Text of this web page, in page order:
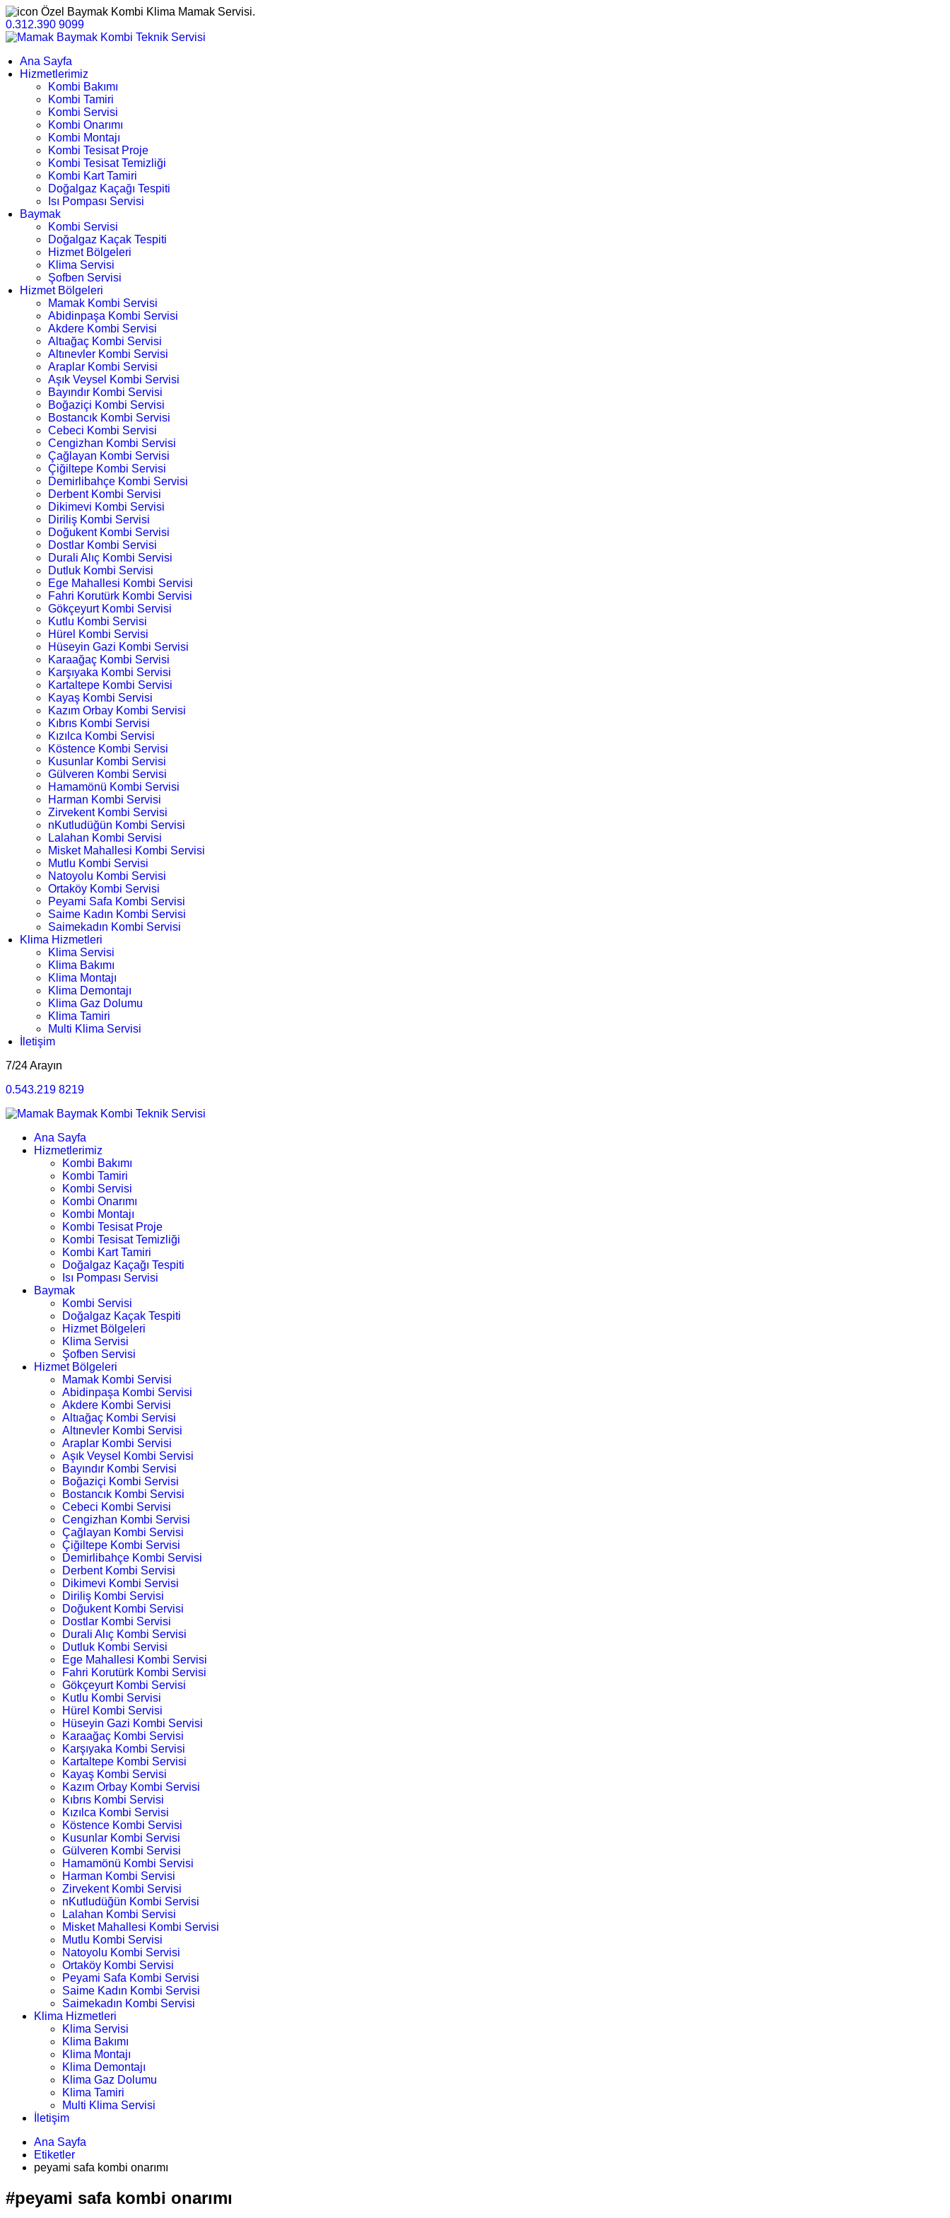
Özel Baymak Kombi Klima Mamak Servisi.
0.312.390 9099
Ana Sayfa
Hizmetlerimiz
Kombi Bakımı
Kombi Tamiri
Kombi Servisi
Kombi Onarımı
Kombi Montajı
Kombi Tesisat Proje
Kombi Tesisat Temizliği
Kombi Kart Tamiri
Doğalgaz Kaçağı Tespiti
Isı Pompası Servisi
Baymak
Kombi Servisi
Doğalgaz Kaçak Tespiti
Hizmet Bölgeleri
Klima Servisi
Şofben Servisi
Hizmet Bölgeleri
Mamak Kombi Servisi
Abidinpaşa Kombi Servisi
Akdere Kombi Servisi
Altıağaç Kombi Servisi
Altınevler Kombi Servisi
Araplar Kombi Servisi
Aşık Veysel Kombi Servisi
Bayındır Kombi Servisi
Boğaziçi Kombi Servisi
Bostancık Kombi Servisi
Cebeci Kombi Servisi
Cengizhan Kombi Servisi
Çağlayan Kombi Servisi
Çiğiltepe Kombi Servisi
Demirlibahçe Kombi Servisi
Derbent Kombi Servisi
Dikimevi Kombi Servisi
Diriliş Kombi Servisi
Doğukent Kombi Servisi
Dostlar Kombi Servisi
Durali Alıç Kombi Servisi
Dutluk Kombi Servisi
Ege Mahallesi Kombi Servisi
Fahri Korutürk Kombi Servisi
Gökçeyurt Kombi Servisi
Kutlu Kombi Servisi
Hürel Kombi Servisi
Hüseyin Gazi Kombi Servisi
Karaağaç Kombi Servisi
Karşıyaka Kombi Servisi
Kartaltepe Kombi Servisi
Kayaş Kombi Servisi
Kazım Orbay Kombi Servisi
Kıbrıs Kombi Servisi
Kızılca Kombi Servisi
Köstence Kombi Servisi
Kusunlar Kombi Servisi
Gülveren Kombi Servisi
Hamamönü Kombi Servisi
Harman Kombi Servisi
Zirvekent Kombi Servisi
nKutludüğün Kombi Servisi
Lalahan Kombi Servisi
Misket Mahallesi Kombi Servisi
Mutlu Kombi Servisi
Natoyolu Kombi Servisi
Ortaköy Kombi Servisi
Peyami Safa Kombi Servisi
Saime Kadın Kombi Servisi
Saimekadın Kombi Servisi
Klima Hizmetleri
Klima Servisi
Klima Bakımı
Klima Montajı
Klima Demontajı
Klima Gaz Dolumu
Klima Tamiri
Multi Klima Servisi
İletişim
7/24 Arayın
0.543.219 8219
Ana Sayfa
Hizmetlerimiz
Kombi Bakımı
Kombi Tamiri
Kombi Servisi
Kombi Onarımı
Kombi Montajı
Kombi Tesisat Proje
Kombi Tesisat Temizliği
Kombi Kart Tamiri
Doğalgaz Kaçağı Tespiti
Isı Pompası Servisi
Baymak
Kombi Servisi
Doğalgaz Kaçak Tespiti
Hizmet Bölgeleri
Klima Servisi
Şofben Servisi
Hizmet Bölgeleri
Mamak Kombi Servisi
Abidinpaşa Kombi Servisi
Akdere Kombi Servisi
Altıağaç Kombi Servisi
Altınevler Kombi Servisi
Araplar Kombi Servisi
Aşık Veysel Kombi Servisi
Bayındır Kombi Servisi
Boğaziçi Kombi Servisi
Bostancık Kombi Servisi
Cebeci Kombi Servisi
Cengizhan Kombi Servisi
Çağlayan Kombi Servisi
Çiğiltepe Kombi Servisi
Demirlibahçe Kombi Servisi
Derbent Kombi Servisi
Dikimevi Kombi Servisi
Diriliş Kombi Servisi
Doğukent Kombi Servisi
Dostlar Kombi Servisi
Durali Alıç Kombi Servisi
Dutluk Kombi Servisi
Ege Mahallesi Kombi Servisi
Fahri Korutürk Kombi Servisi
Gökçeyurt Kombi Servisi
Kutlu Kombi Servisi
Hürel Kombi Servisi
Hüseyin Gazi Kombi Servisi
Karaağaç Kombi Servisi
Karşıyaka Kombi Servisi
Kartaltepe Kombi Servisi
Kayaş Kombi Servisi
Kazım Orbay Kombi Servisi
Kıbrıs Kombi Servisi
Kızılca Kombi Servisi
Köstence Kombi Servisi
Kusunlar Kombi Servisi
Gülveren Kombi Servisi
Hamamönü Kombi Servisi
Harman Kombi Servisi
Zirvekent Kombi Servisi
nKutludüğün Kombi Servisi
Lalahan Kombi Servisi
Misket Mahallesi Kombi Servisi
Mutlu Kombi Servisi
Natoyolu Kombi Servisi
Ortaköy Kombi Servisi
Peyami Safa Kombi Servisi
Saime Kadın Kombi Servisi
Saimekadın Kombi Servisi
Klima Hizmetleri
Klima Servisi
Klima Bakımı
Klima Montajı
Klima Demontajı
Klima Gaz Dolumu
Klima Tamiri
Multi Klima Servisi
İletişim
Ana Sayfa
Etiketler
peyami safa kombi onarımı
#peyami safa kombi onarımı